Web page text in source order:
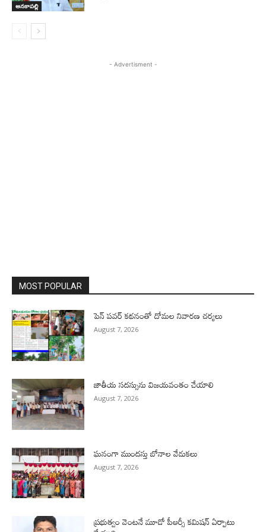
అనకాపల్లి
- Advertisment -
MOST POPULAR
పెన్ పవర్ కథనంతో దోమల నివారణ చర్యలు
August 7, 2026
జాతీయ సదస్సును విజయవంతం చేయాలి
August 7, 2026
ఘనంగా ముందస్తు బోనాల వేడుకలు
August 7, 2026
ప్రభుత్వం వెంటనే మూడో పీఆర్సీ కమిషన్ ఏర్పాటు